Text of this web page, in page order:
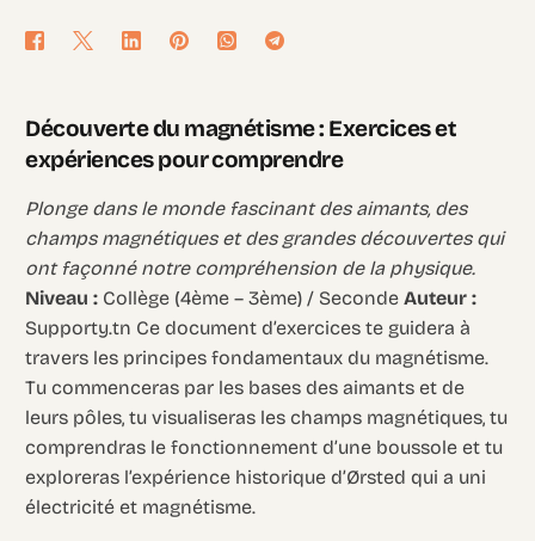
Découverte du magnétisme : Exercices et
expériences pour comprendre
Plonge dans le monde fascinant des aimants, des
champs magnétiques et des grandes découvertes qui
ont façonné notre compréhension de la physique.
Niveau : Collège (4ème – 3ème) / SecondeAuteur :
Supporty.tn Ce document d’exercices te guidera à
travers les principes fondamentaux du magnétisme.
Tu commenceras par les bases des aimants et de
leurs pôles, tu visualiseras les champs magnétiques, tu
comprendras le fonctionnement d’une boussole et tu
exploreras l’expérience historique d’Ørsted qui a uni
électricité et magnétisme.